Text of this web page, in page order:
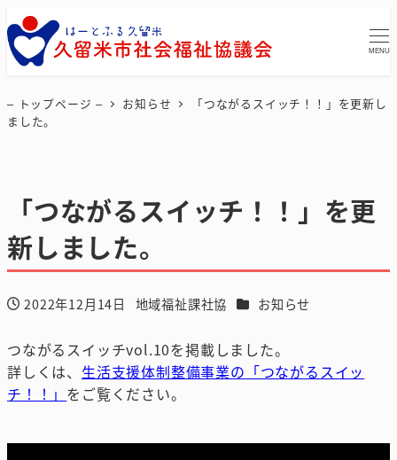
MENU
– トップページ – お知らせ
「つながるスイッチ！！」を更新し
ました。
「つながるスイッチ！！」を更
新しました。
投稿日
2022年12月14日
著
地域福祉課社協 カテゴリー
お知らせ
つながるスイッチvol.10を掲載しました。
詳しくは、 生活支援体制整備事業の「つながるスイッ
チ！！」 をご覧ください。